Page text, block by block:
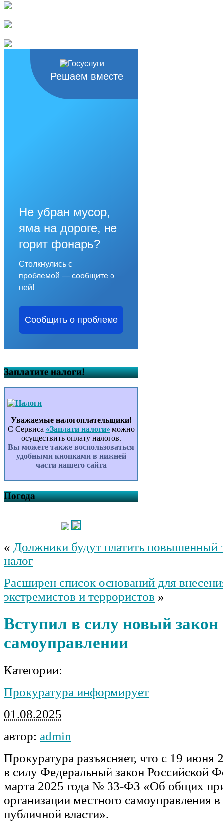
Решаем вместе
Не убран мусор,
яма на дороге, не
горит фонарь?
Столкнулись с
проблемой — сообщите о
ней!
Сообщить о проблеме
Заплатите налоги!
Уважаемые налогоплательщики!
С Сервиса «Заплати налоги» можно
осуществить оплату налогов.
Вы можете также воспользоваться
удобными кнопками в нижней
части нашего сайта
Погода
« Должники будут платить повышенный
налог
Расширен список оснований для
экстремистов и террористов »
Вступил в силу новый закон
самоуправлении
Категории:
Прокуратура информирует
01.08.2025
автор: admin
Прокуратура разъясняет, что с 19 июня
в силу Федеральный закон Российской
марта 2025 года № 33-ФЗ «Об общих
организации местного самоуправления
публичной власти».